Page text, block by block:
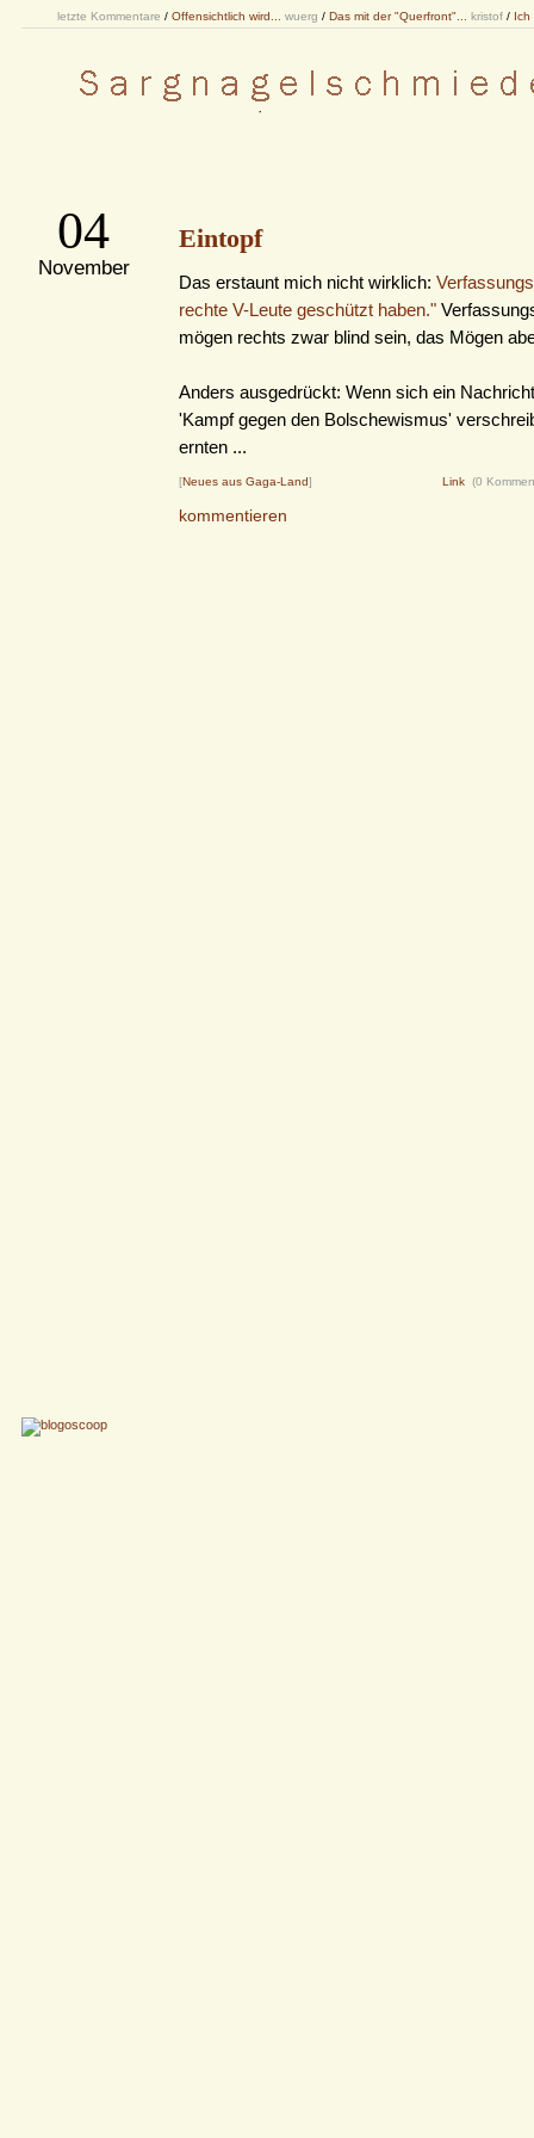
letzte Kommentare / Offensichtlich wird... wuerg / Das mit der "Querfront"... kristof / Ich
04
November
Eintopf
Das erstaunt mich nicht wirklich:
rechte V-Leute geschützt haben."
mögen rechts zwar blind sein, das Mögen
Anders ausgedrückt: Wenn sich ein
'Kampf gegen den Bolschewismus'
ernten ...
[Neues aus Gaga-Land] Link (0
kommentieren